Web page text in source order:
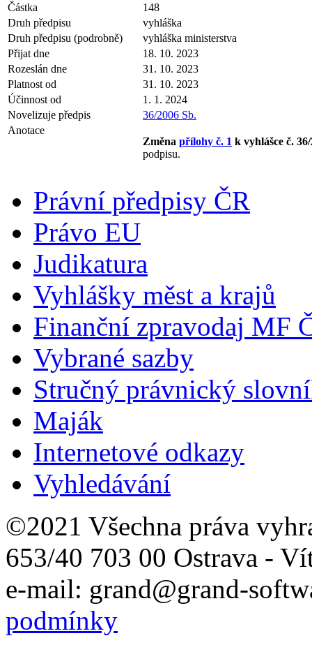
Částka
148
Druh předpisu
vyhláška
Druh předpisu (podrobně)
vyhláška ministerstva
Přijat dne
18. 10. 2023
Rozeslán dne
31. 10. 2023
Platnost od
31. 10. 2023
Účinnost od
1. 1. 2024
Novelizuje předpis
36/2006 Sb.
Anotace
Změna přílohy č. 1 k vyhlášce č.
podpisu.
Právní předpisy ČR
Právo EU
Judikatura
Vyhlášky měst a krajů
Finanční zpravodaj MF
Vybrané sazby
Stručný právnický
Maják
Internetové odkazy
Vyhledávání
©2021 Všechna práva
653/40 703 00 Ostrava -
e-mail: grand@grand-
podmínky